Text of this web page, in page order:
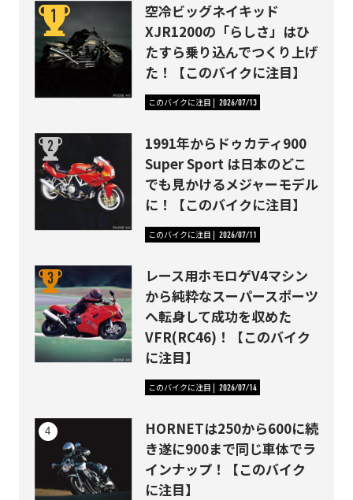
空冷ビッグネイキッド
XJR1200の「らしさ」はひ
たすら乗り込んでつくり上げ
た！【このバイクに注目】
このバイクに注目 2026/07/13
1991年からドゥカティ900
Super Sport は日本のどこ
でも見かけるメジャーモデル
に！【このバイクに注目】
このバイクに注目 2026/07/11
レース用ホモロゲV4マシン
から純粋なスーパースポーツ
へ転身して成功を収めた
VFR(RC46)！【このバイク
に注目】
このバイクに注目 2026/07/14
HORNETは250から600に続
き遂に900まで同じ車体でラ
インナップ！【このバイク
に注目】